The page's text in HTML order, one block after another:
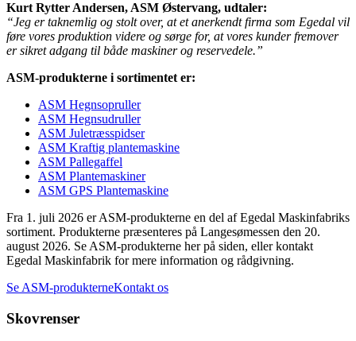
Kurt Rytter Andersen, ASM Østervang, udtaler:
“Jeg er taknemlig og stolt over, at et anerkendt firma som Egedal vil
føre vores produktion videre og sørge for, at vores kunder fremover
er sikret adgang til både maskiner og reservedele.”
ASM-produkterne i sortimentet er:
ASM Hegnsopruller
ASM Hegnsudruller
ASM Juletræsspidser
ASM Kraftig plantemaskine
ASM Pallegaffel
ASM Plantemaskiner
ASM GPS Plantemaskine
Fra 1. juli 2026 er ASM-produkterne en del af Egedal Maskinfabriks
sortiment. Produkterne præsenteres på Langesømessen den 20.
august 2026. Se ASM-produkterne her på siden, eller kontakt
Egedal Maskinfabrik for mere information og rådgivning.
Se ASM-produkterneKontakt os
Skovrenser